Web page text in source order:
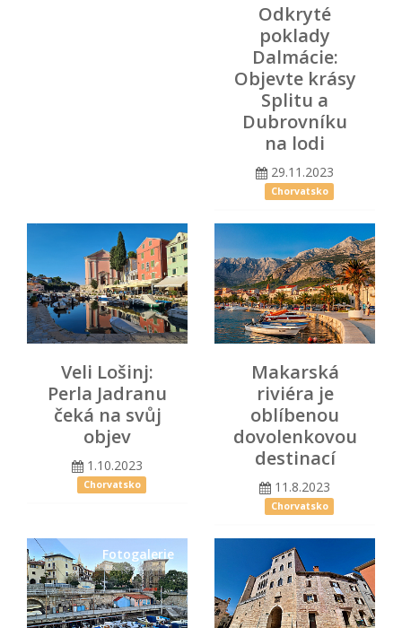
Odkryté
poklady
Dalmácie:
Objevte krásy
Splitu a
Dubrovníku
na lodi
29.11.2023
Chorvatsko
Veli Lošinj:
Perla Jadranu
čeká na svůj
objev
1.10.2023
Chorvatsko
Makarská
riviéra je
oblíbenou
dovolenkovou
destinací
11.8.2023
Chorvatsko
Fotogalerie